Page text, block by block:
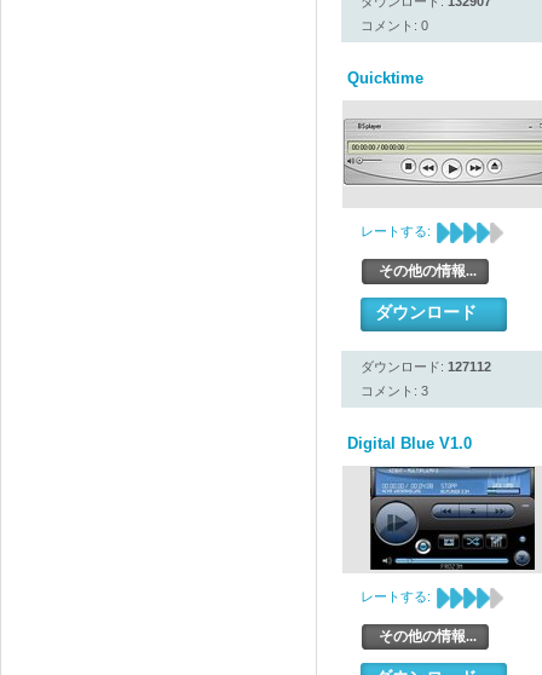
コメント: 0
Quicktime
レートする:
その他の情報...
ダウンロード
ダウンロード: 127112
コメント: 3
Digital Blue V1.0
レートする:
その他の情報...